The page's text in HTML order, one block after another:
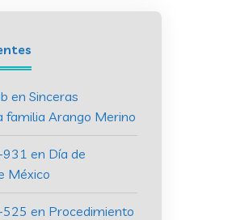
en Sinceras
familia Arango Merino
en Día de
México
525 en Procedimiento